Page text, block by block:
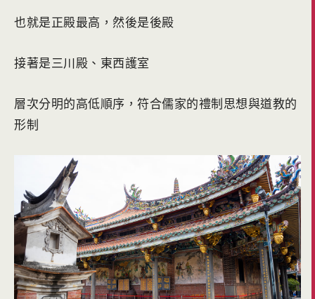
也就是正殿最高，然後是後殿
接著是三川殿、東西護室
層次分明的高低順序，符合儒家的禮制思想與道教的
形制